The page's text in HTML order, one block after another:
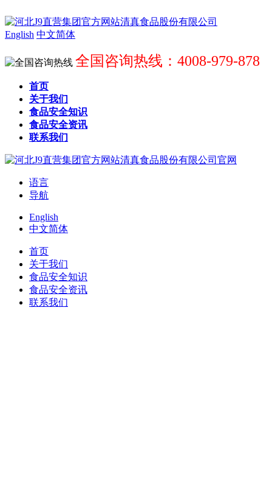
English 中文简体
全国咨询热线：4008-979-878
首页
关于我们
食品安全知识
食品安全资讯
联系我们
语言
导航
English
中文简体
首页
关于我们
食品安全知识
食品安全资讯
联系我们